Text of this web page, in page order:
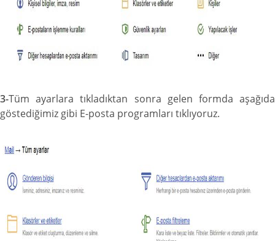
3-Tüm ayarlara tıkladıktan sonra gelen formda aşağıda
göstediğimiz gibi E-posta programları tıklıyoruz.